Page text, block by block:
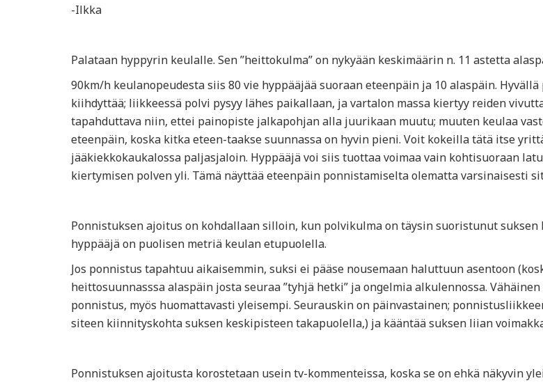
-Ilkka
Palataan hyppyrin keulalle. Sen ”heittokulma” on nykyään keskimäärin n. 11 astetta
90km/h keulanopeudesta siis 80 vie hyppääjää suoraan eteenpäin ja 10 alaspäin.
kiihdyttää; liikkeessä polvi pysyy lähes paikallaan, ja vartalon massa kiertyy reiden
tapahduttava niin, ettei painopiste jalkapohjan alla juurikaan muutu; muuten keulaa
eteenpäin, koska kitka eteen-taakse suunnassa on hyvin pieni. Voit kokeilla tätä itse
jääkiekkokaukalossa paljasjaloin. Hyppääjä voi siis tuottaa voimaa vain kohtisuoraan
kiertymisen polven yli. Tämä näyttää eteenpäin ponnistamiselta olematta varsinaisesti
Ponnistuksen ajoitus on kohdallaan silloin, kun polvikulma on täysin suoristunut
hyppääjä on puolisen metriä keulan etupuolella.
Jos ponnistus tapahtuu aikaisemmin, suksi ei pääse nousemaan haluttuun asentoon
heittosuunnasssa alaspäin josta seuraa ”tyhjä hetki” ja ongelmia alkulennossa.
ponnistus, myös huomattavasti yleisempi. Seurauskin on päinvastainen;
siteen kiinnityskohta suksen keskipisteen takapuolella,) ja kääntää suksen liian
Ponnistuksen ajoitusta korostetaan usein tv-kommenteissa, koska se on ehkä näkyvin